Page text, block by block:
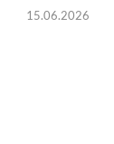
15.06.2026